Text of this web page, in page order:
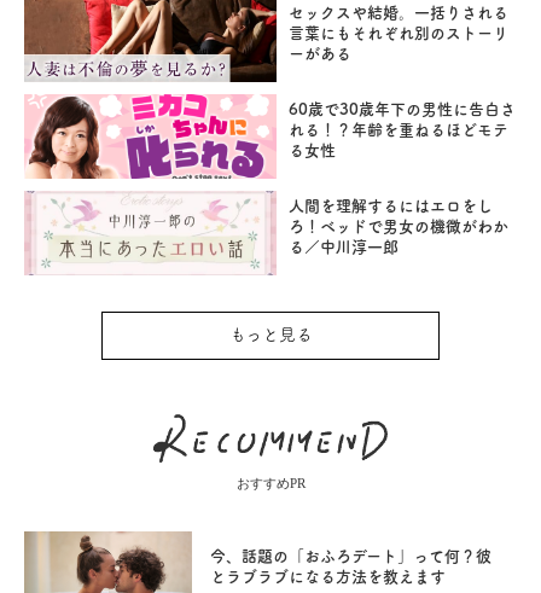
セックスや結婚。一括りされる
言葉にもそれぞれ別のストーリ
ーがある
60歳で30歳年下の男性に告白さ
れる！？年齢を重ねるほどモテ
る女性
人間を理解するにはエロをし
ろ！ベッドで男女の機微がわか
る／中川淳一郎
もっと見る
おすすめPR
今、話題の「おふろデート」って何？彼
とラブラブになる方法を教えます